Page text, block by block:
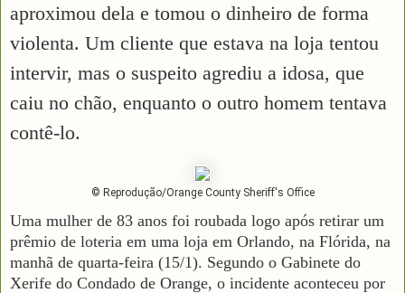
aproximou dela e tomou o dinheiro de forma
violenta. Um cliente que estava na loja tentou
intervir, mas o suspeito agrediu a idosa, que
caiu no chão, enquanto o outro homem tentava
contê-lo.
© Reprodução/Orange County Sheriff's Office
Uma mulher de 83 anos foi roubada logo após retirar um
prêmio de loteria em uma loja em Orlando, na Flórida, na
manhã de quarta-feira (15/1). Segundo o Gabinete do
Xerife do Condado de Orange, o incidente aconteceu por